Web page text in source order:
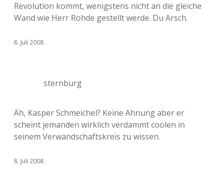
Revolution kommt, wenigstens nicht an die gleiche
Wand wie Herr Rohde gestellt werde. Du Arsch.
8. Juli 2008
sternburg
Äh, Kasper Schmeichel? Keine Ahnung aber er
scheint jemanden wirklich verdammt coolen in
seinem Verwandschaftskreis zu wissen.
8. Juli 2008